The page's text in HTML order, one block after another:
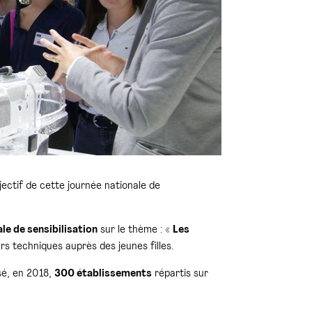
de cette journée nationale de
de sensibilisationsur le thème : « Les
techniques auprès des jeunes filles.
en 2018, 300 établissementsrépartis sur